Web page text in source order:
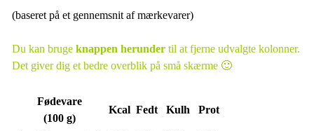
(baseret på et gennemsnit af mærkevarer)
Du kan bruge knappen herundertil at fjerne udvalgte kolonner.
Det giver dig et bedre overblik på små skærme 🙂
Fødevare
(100 g)
Kcal Fedt Kulh Prot